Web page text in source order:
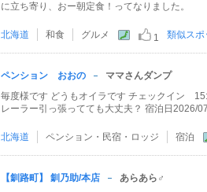
に立ち寄り、おー朝定食！ってなりました。
北海道 和食 グルメ 1 類似スポ
ペンション おおの ママさんダンプ
毎度様です どうもオイラです チェックイン
レーラー引っ張ってても大丈夫？ 宿泊日
北海道 ペンション・民宿・ロッジ 宿泊
【釧路町】 釧乃助/本店 あらあら♂